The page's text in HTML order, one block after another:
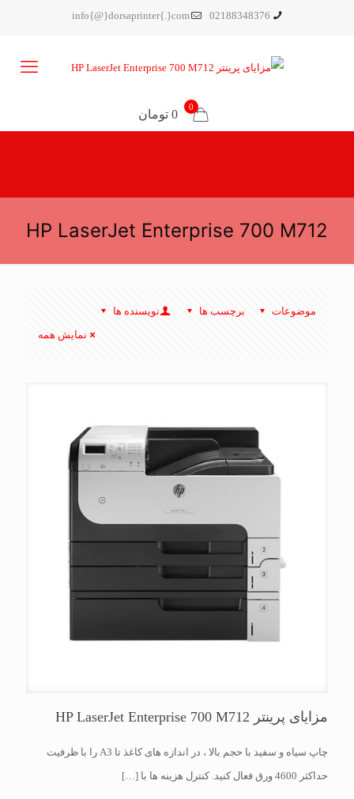
02188348376
info{@}dorsaprinter{.}com
0
0 تومان
HP LaserJet Enterprise 700 M712
موضوعات برچسب ها
نویسنده ها
نمایش همه
مزایای پرینتر HP LaserJet Enterprise 700 M712
چاپ سیاه و سفید با حجم بالا ، در اندازه های کاغذ تا A3 را با ظرفیت
حداکثر 4600 ورق فعال کنید. کنترل هزینه ها با
[…]